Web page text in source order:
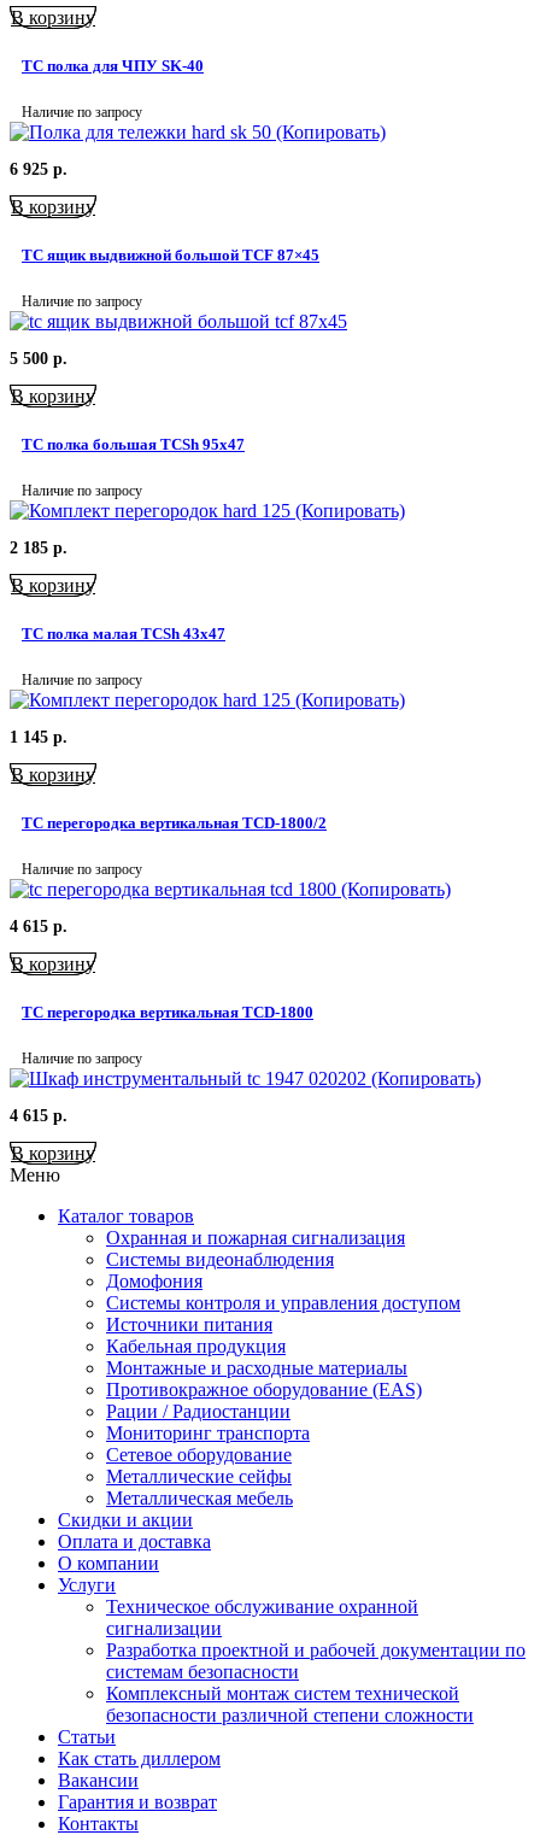
В корзину
TC полка для ЧПУ SK-40
Наличие по запросу
6 925 р.
В корзину
TC ящик выдвижной большой TCF 87×45
Наличие по запросу
5 500 р.
В корзину
TC полка большая TCSh 95х47
Наличие по запросу
2 185 р.
В корзину
TC полка малая TCSh 43х47
Наличие по запросу
1 145 р.
В корзину
TC перегородка вертикальная TCD-1800/2
Наличие по запросу
4 615 р.
В корзину
TC перегородка вертикальная TCD-1800
Наличие по запросу
4 615 р.
В корзину
Меню
Каталог товаров
Охранная и пожарная сигнализация
Системы видеонаблюдения
Домофония
Системы контроля и управления доступом
Источники питания
Кабельная продукция
Монтажные и расходные материалы
Противокражное оборудование (EAS)
Рации / Радиостанции
Мониторинг транспорта
Сетевое оборудование
Металлические сейфы
Металлическая мебель
Скидки и акции
Оплата и доставка
О компании
Услуги
Техническое обслуживание охранной
сигнализации
Разработка проектной и рабочей документации по
системам безопасности
Комплексный монтаж систем технической
безопасности различной степени сложности
Статьи
Как стать диллером
Вакансии
Гарантия и возврат
Контакты